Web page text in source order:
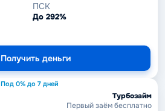
ПСК
До 292%
Получить деньги
Под 0% до 7 дней
Турбозайм
Первый заём бесплатно